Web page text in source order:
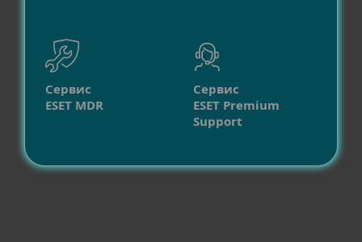
Сервис
ESET MDR
Сервис
ESET Premium
Support